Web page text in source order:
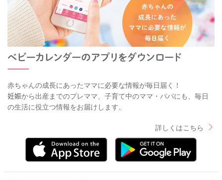
赤ちゃんの成長にあったママに必要な情報が毎日届く！
妊娠から出産までのプレママ、子育て中のママ・パパにも、毎日
の生活に役立つ情報をお届けします。
詳しくはこちら